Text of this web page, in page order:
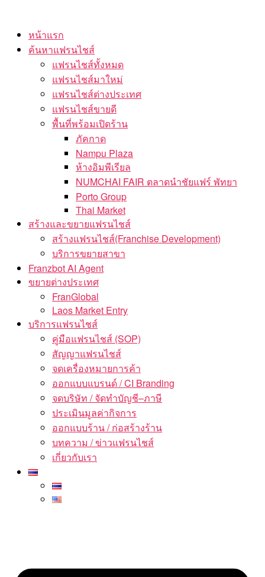
content
หน้าแรก
ค้นหาแฟรนไชส์
แฟรนไชส์ทั้งหมด
แฟรนไชส์มาใหม่
แฟรนไชส์ต่างประเทศ
แฟรนไชส์ขายดี
พื้นที่พร้อมเปิดร้าน
ภัคกาด
Nampu Plaza
ห้างอิมพีเรียล
NUMCHAI FAIR ตลาดนำชัยแฟร์ พัทยา
Porto Group
Thai Market
สร้างและขยายแฟรนไชส์
สร้างแฟรนไชส์(Franchise Development)
บริการขยายสาขา
Franzbot AI Agent
ขยายต่างประเทศ
FranGlobal
Laos Market Entry
บริการแฟรนไชส์
คู่มือแฟรนไชส์ (SOP)
สัญญาแฟรนไชส์
จดเครื่องหมายการค้า
ออกแบบแบรนด์ / CI Branding
จดบริษัท / จัดทำบัญชี–ภาษี
ประเมินมูลค่ากิจการ
ออกแบบร้าน / ก่อสร้างร้าน
บทความ / ข่าวแฟรนไชส์
เกี่ยวกับเรา